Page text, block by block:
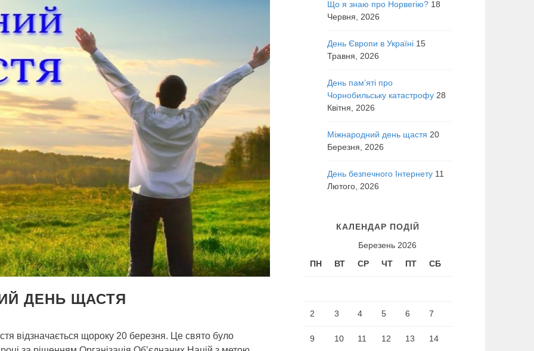
ДЕНЬ ЩАСТЯ
відзначається щороку 20 березня. Це свято було
Що я знаю про Норвегію? 18
Червня, 2026
День Європи в Україні 15
Травня, 2026
День пам’яті про
Чорнобильську катастрофу 28
Квітня, 2026
Міжнародний день щастя 20
Березня, 2026
День безпечного Інтернету 11
Лютого, 2026
КАЛЕНДАР ПОДІЙ
Березень 2026
ПН
ВТ СР ЧТ ПТ СБ
2 3 4 5 6 7
9 10 11 12 13 14